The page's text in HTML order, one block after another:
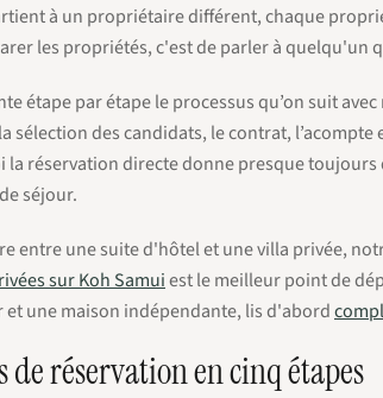
à un propriétaire différent, chaque
les propriétés, c'est de parler à quelqu'un
étape par étape le processus qu’on suit
sélection des candidats, le contrat, l’acompte
réservation directe donne presque
séjour.
entre une suite d'hôtel et une villa privée,
sur Koh Samuiest le meilleur point de
une maison indépendante, lis d'abord
de réservation en cinq étapes